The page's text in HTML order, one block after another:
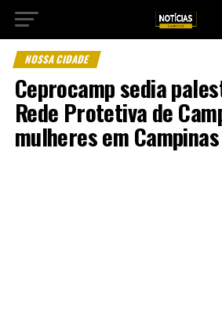
NOSSA CIDADE
Ceprocamp sedia
Rede Protetiva de
mulheres em Campinas